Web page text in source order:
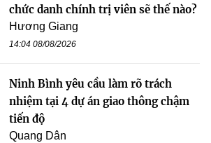
chức danh chính trị viên sẽ thế nào?
Hương Giang
14:04 08/08/2026
Ninh Bình yêu cầu làm rõ trách
nhiệm tại 4 dự án giao thông chậm
tiến độ
Quang Dân